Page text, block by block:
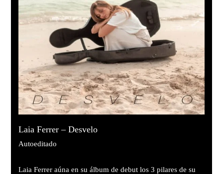
Laia Ferrer – Desvelo
Autoeditado
Laia Ferrer aúna en su álbum de debut los 3 pilares de su